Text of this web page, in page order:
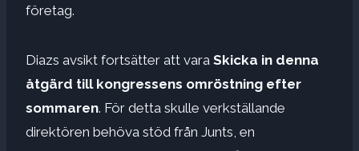
företag.
Diazs avsikt fortsätter att vara Skicka in denna
åtgärd till kongressens omröstning efter
sommaren. För detta skulle verkställande
direktören behöva stöd från Junts, en